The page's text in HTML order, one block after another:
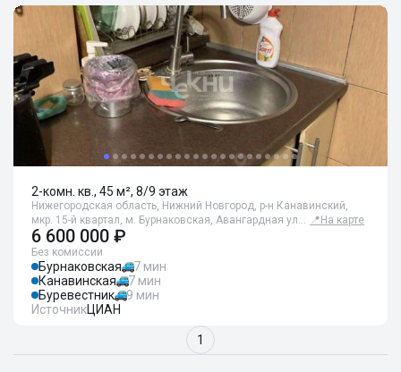
2-комн. кв., 45 м², 8/9 этаж
Нижегородская область, Нижний Новгород, р-н Канавинский,
мкр. 15-й квартал, м. Бурнаковская, Авангардная ул… 📍 На карте
6 600 000 ₽
Без комиссии
Бурнаковская
7 мин
Канавинская
7 мин
Буревестник
9 мин
ИсточникЦИАН
1